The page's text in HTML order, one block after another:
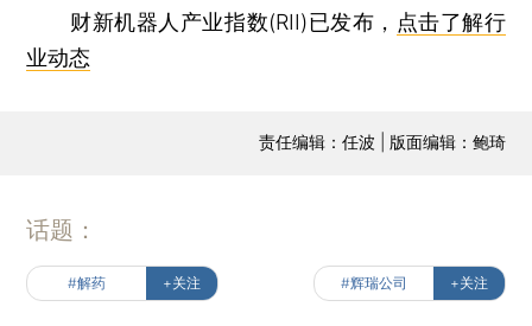
财新机器人产业指数(RII)已发布， 点击了解行
业动态
责任编辑：任波 | 版面编辑：鲍琦
话题：
#解药 +关注 #辉瑞公司 +关注